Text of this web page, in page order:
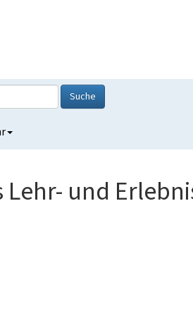
Suche
und